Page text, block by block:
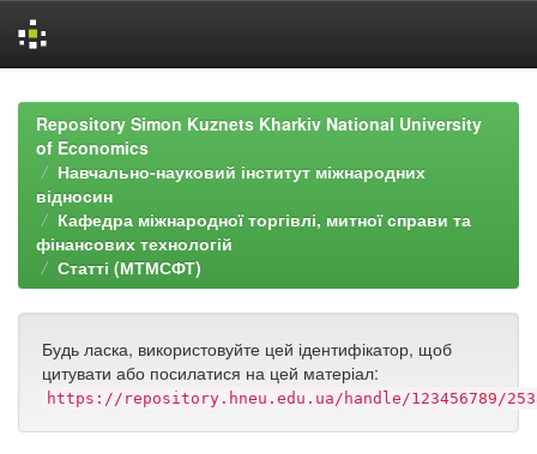
navigationRepository Simon Kuznets Kharkiv National University
of Economics
Навчально-науковий інститут міжнародних
відносин
Кафедра міжнародної торгівлі, митної справи та
фінансових технологій
Статті (МТМСФТ)
Будь ласка, використовуйте цей ідентифікатор, щоб
цитувати або посилатися на цей матеріал:
https://repository.hneu.edu.ua/handle/123456789/